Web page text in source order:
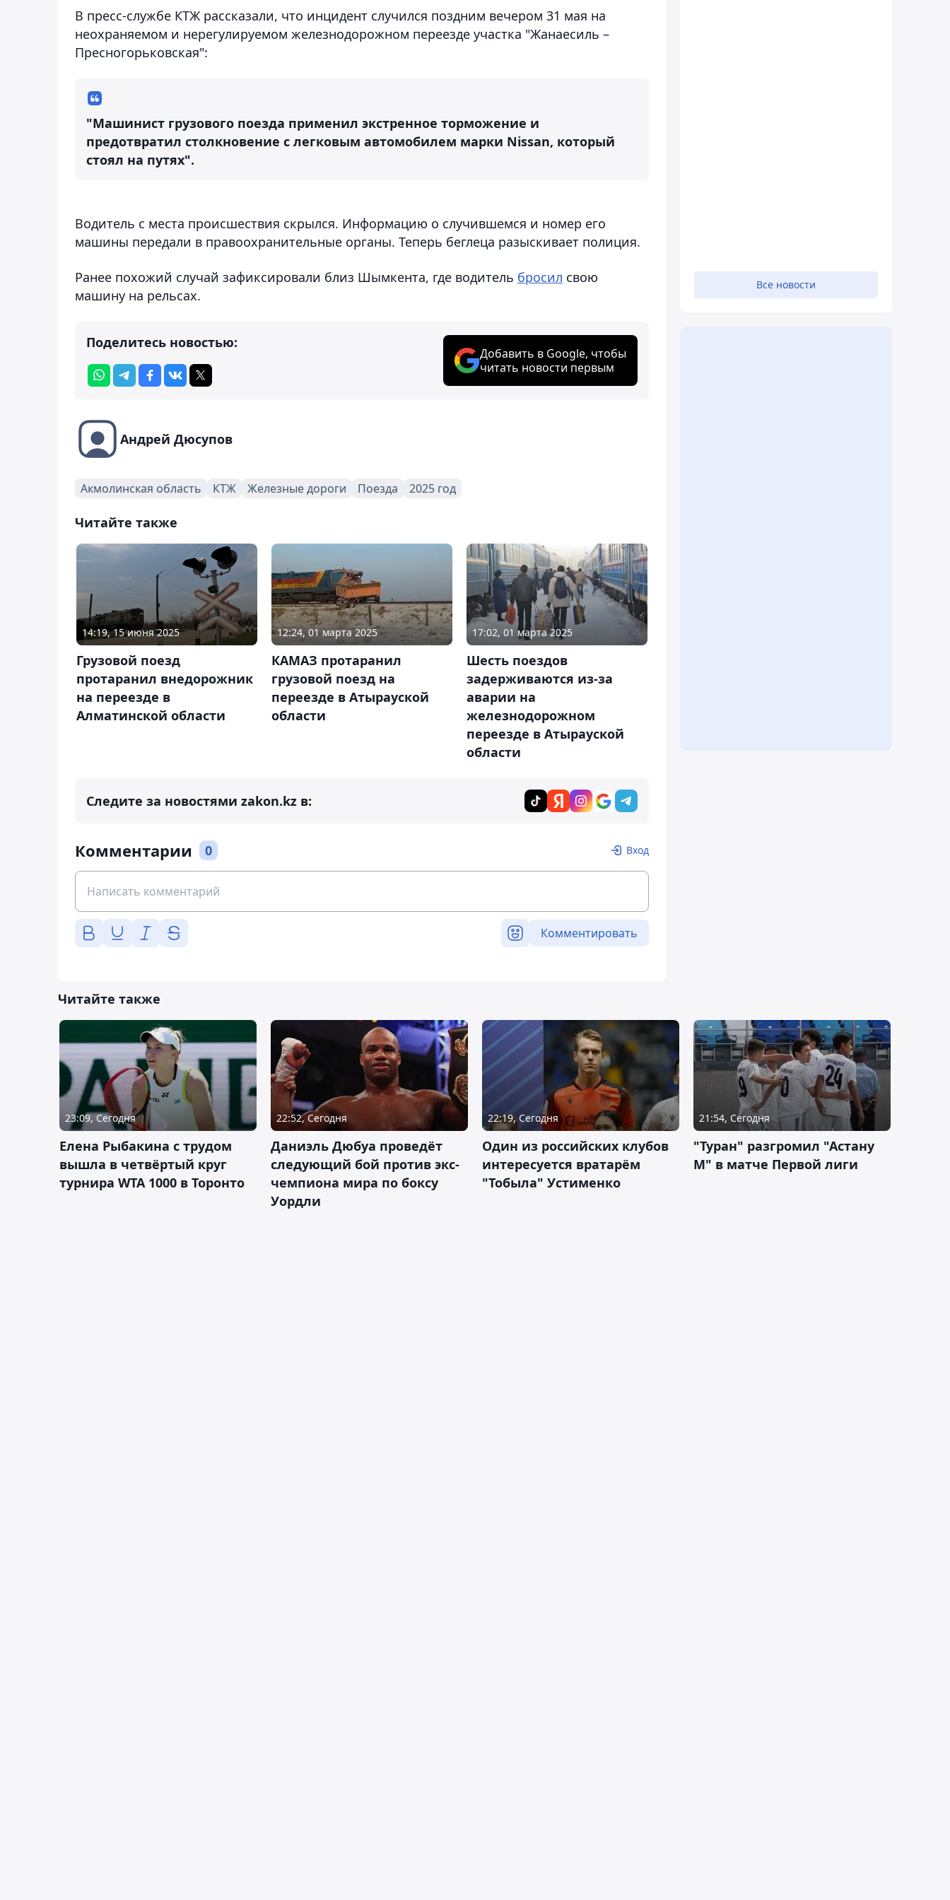
В пресс-службе КТЖ рассказали, что инцидент случился поздним вечером 31 мая на
неохраняемом и нерегулируемом железнодорожном переезде участка "Жанаесиль –
Пресногорьковская":
"Машинист грузового поезда применил экстренное торможение и
предотвратил столкновение с легковым автомобилем марки Nissan, который
стоял на путях".
Водитель с места происшествия скрылся. Информацию о случившемся и номер его
машины передали в правоохранительные органы. Теперь беглеца разыскивает полиция.
Ранее похожий случай зафиксировали близ Шымкента, где водитель бросил свою
машину на рельсах.
Поделитесь новостью:
Добавить в Google, чтобы
читать новости первым
Андрей Дюсупов
Акмолинская область КТЖ Железные дороги Поезда 2025 год
Читайте также
14:19, 15 июня 2025
Грузовой поезд
протаранил внедорожник
на переезде в
Алматинской области
12:24, 01 марта 2025
КАМАЗ протаранил
грузовой поезд на
переезде в Атырауской
области
17:02, 01 марта 2025
Шесть поездов
задерживаются из-за
аварии на
железнодорожном
переезде в Атырауской
области
Следите за новостями zakon.kz в:
Комментарии 0 Вход
Комментировать
Все новости
Читайте также
23:09, Сегодня
Елена Рыбакина с трудом
вышла в четвёртый круг
турнира WTA 1000 в Торонто
22:52, Сегодня
Даниэль Дюбуа проведёт
следующий бой против экс-
чемпиона мира по боксу
Уордли
22:19, Сегодня
Один из российских клубов
интересуется вратарём
"Тобыла" Устименко
21:54, Сегодня
"Туран" разгромил "Астану
М" в матче Первой лиги